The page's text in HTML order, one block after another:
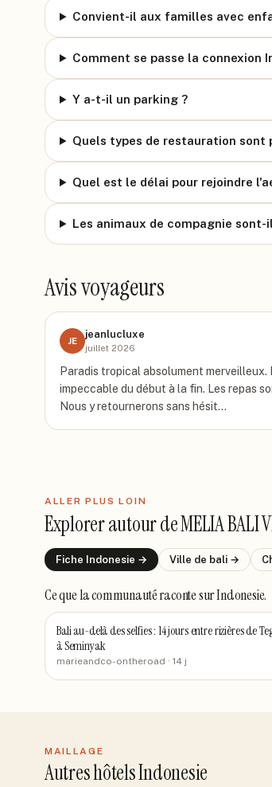
Convient-il aux familles avec
Comment se passe la connexion
Y a-t-il un parking ?
Quels types de restauration sont
Quel est le délai pour rejoindre
Les animaux de compagnie sont-
Avis voyageurs
JE
jeanlucluxe
juillet 2026
Paradis tropical absolument merveilleux.
impeccable du début à la fin. Les repas
Nous y retournerons sans hésit…
ALLER PLUS LOIN
Explorer autour deMELIA BALI
Fiche Indonesie → Ville de bali →
Ce que la communauté racontesur Indonesie.
Bali au-delà des selfies : 14 jours entre rizières de
à Seminyak
marieandco-ontheroad · 14 j
MAILLAGE
Autres hôtels Indonesie